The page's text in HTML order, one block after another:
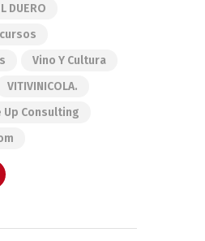
DUERO
Vino Y Cultura
VITIVINICOLA.
Up Consulting